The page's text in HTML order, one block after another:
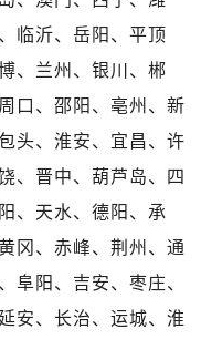
贵州省贵阳市南明区都司高架桥路33号亨特国际金融中心14楼14D卡地亚售后服务中心（需提前预约）
陕西省西安市碑林区南关正街88号华侨城长安国际中心E座6楼10室卡地亚售后服务中心（需提前预约）
海南省海口市龙华区金贸东路5号海口华润大厦B座17层1707室卡地亚售后服务中心（需提前预约）
河北省唐山市路南区新华东道100号万达广场写字楼A座10层1002室卡地亚售后服务中心（需提前预约）
台州市椒江区东海大道1800号腾达中心东1幢20楼2002室卡地亚售后服务中心（需提前预约）
呼和浩特市玉泉区大学西街70号华润万象城写字楼（鄂尔多斯大厦）23层2326室卡地亚售后服务中心（需提前预约）
兰州市七里河区西津西路16号兰州中心写字楼21层2102室卡地亚售后服务中心（需提前预约）
临沂、岳阳、平顶
、兰州、银川、郴
口、邵阳、亳州、新
头、淮安、宜昌、许
、晋中、葫芦岛、四
、天水、德阳、承
冈、赤峰、荆州、通
阜阳、吉安、枣庄、
安、长治、运城、淮